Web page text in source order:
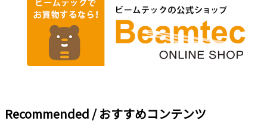
Recommended / おすすめコンテンツ